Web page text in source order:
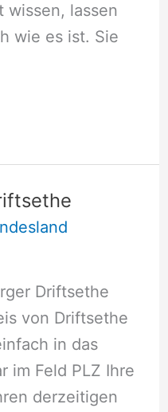
wissen, lassen
wie es ist. Sie
Driftsethe
von Driftsethe
in das
im Feld PLZ Ihre
derzeitigen